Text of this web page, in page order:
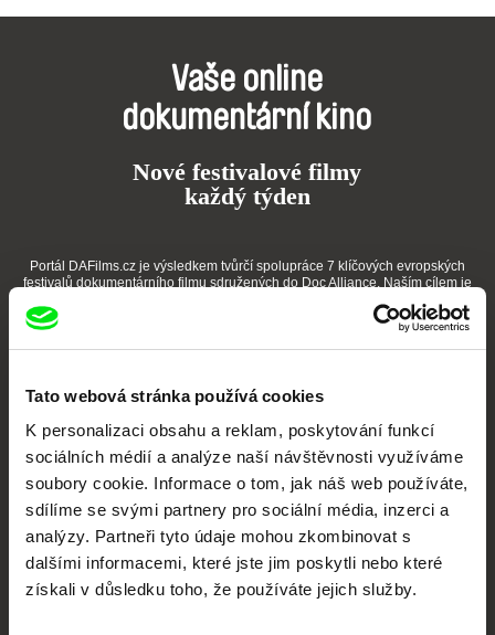
Tato webová stránka používá cookies
K personalizaci obsahu a reklam, poskytování funkcí
sociálních médií a analýze naší návštěvnosti využíváme
soubory cookie. Informace o tom, jak náš web používáte,
sdílíme se svými partnery pro sociální média, inzerci a
analýzy. Partneři tyto údaje mohou zkombinovat s
dalšími informacemi, které jste jim poskytli nebo které
získali v důsledku toho, že používáte jejich služby.
Vaše online
dokumentární kino
Nové festivalové filmy
každý týden
Portál DAFilms.cz je výsledkem tvůrčí spolupráce 7 klíčových evropských
festivalů dokumentárního filmu sdružených do Doc Alliance. Naším cílem je
Členové Doc Alliance
CPH:DOX Doclisboa
Millennium Docs
Against Gravity
DOK Leipzig